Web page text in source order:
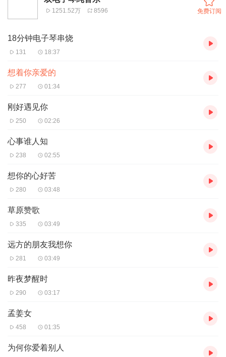
1251.52万 8596 免费订阅
18分钟电子琴串烧
131 18:37
想着你亲爱的
277 01:34
刚好遇见你
250 02:26
心事谁人知
238 02:55
想你的心好苦
280 03:48
草原赞歌
335 03:49
远方的朋友我想你
281 03:49
昨夜梦醒时
290 03:17
孟姜女
458 01:35
为何你爱着别人